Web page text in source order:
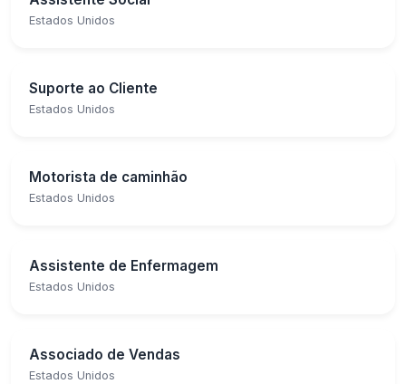
Estados Unidos
Suporte ao Cliente
Estados Unidos
Motorista de caminhão
Estados Unidos
Assistente de Enfermagem
Estados Unidos
Associado de Vendas
Estados Unidos